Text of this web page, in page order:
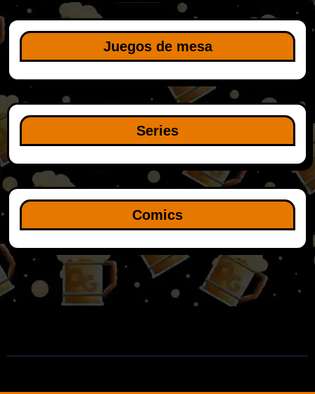
Juegos de mesa
Series
Comics